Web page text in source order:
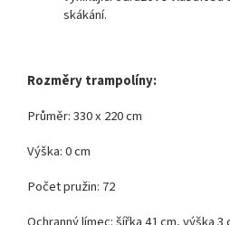
skákání.
Rozměry trampolíny:
Průměr: 330 x 220 cm
Výška: 0 cm
Počet pružin: 72